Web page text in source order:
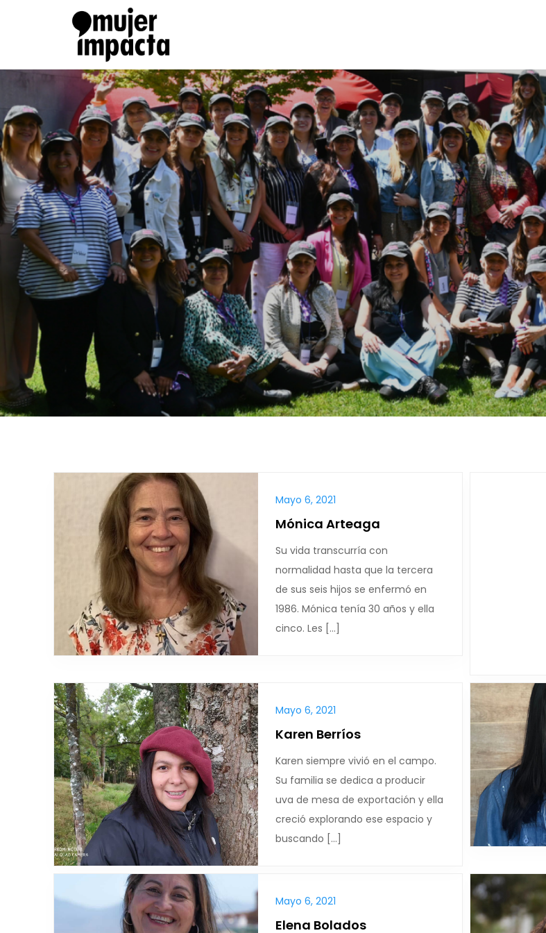
Mayo 6, 2021
Mónica Arteaga
Su vida transcurría con
normalidad hasta que la tercera
de sus seis hijos se enfermó en
1986. Mónica tenía 30 años y ella
cinco. Les […]
Mayo 6, 2021
Karen Berríos
Karen siempre vivió en el campo.
Su familia se dedica a producir
uva de mesa de exportación y ella
creció explorando ese espacio y
buscando […]
Mayo 6, 2021
Elena Bolados